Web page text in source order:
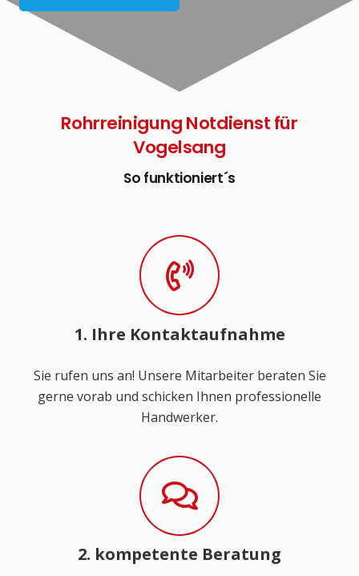
Rohrreinigung Notdienst für
Vogelsang
So funktioniert´s
1. Ihre Kontaktaufnahme
Sie rufen uns an! Unsere Mitarbeiter beraten Sie
gerne vorab und schicken Ihnen professionelle
Handwerker.
2. kompetente Beratung